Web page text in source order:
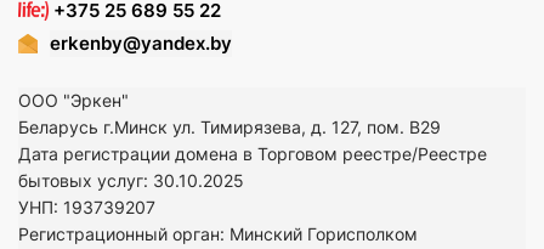
+375 25 689 55 22
erkenby@yandex.by
ООО "Эркен"
Беларусь г.Минск ул. Тимирязева, д. 127, пом. В29
Дата регистрации домена в Торговом реестре/Реестре
бытовых услуг: 30.10.2025
УНП: 193739207
Регистрационный орган: Минский Горисполком